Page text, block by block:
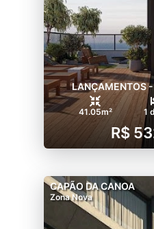
LANÇAMENTOS
41.05m² 1
R$
CAPÃO DA CANOA
Zona Nova